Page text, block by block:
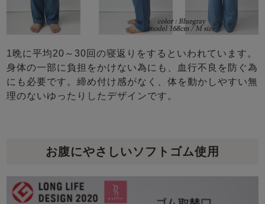
1晩に平均20～30回の寝返りをするといわれています。
身体の一部に負担をかけない為にも、血行不良を防ぐ為
にも必要です。締め付け感がなく、体を動かしやすい無
理のないゆったりしたデザインです。
お腹にやさしいソフトゴム使用